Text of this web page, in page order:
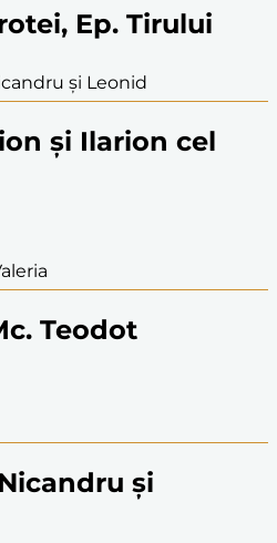
Ep. Tirului
şi Leonid
şi Ilarion cel
Teodot
şi